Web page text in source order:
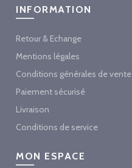
INFORMATION
Retour & Echange
Mentions légales
Conditions générales de vente
Paiement sécurisé
Livraison
Conditions de service
MON ESPACE